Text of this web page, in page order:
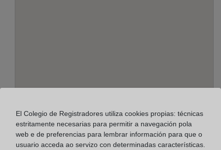
Dr. Álvarez Leyva, Edif.Pasaje, 29691
Horario:
El Colegio de Registradores utiliza cookies propias: técnicas
estritamente necesarias para permitir a navegación pola
web e de preferencias para lembrar información para que o
usuario acceda ao servizo con determinadas características.